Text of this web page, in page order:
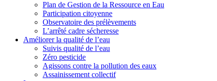
Plan de Gestion de la Ressource en Eau
Participation citoyenne
Observatoire des prélèvements
L’arrêté cadre sécheresse
Améliorerla qualité de l’eau
Suivis qualité de l’eau
Zéro pesticide
Agissons contre la pollution des eaux
Assainissement collectif